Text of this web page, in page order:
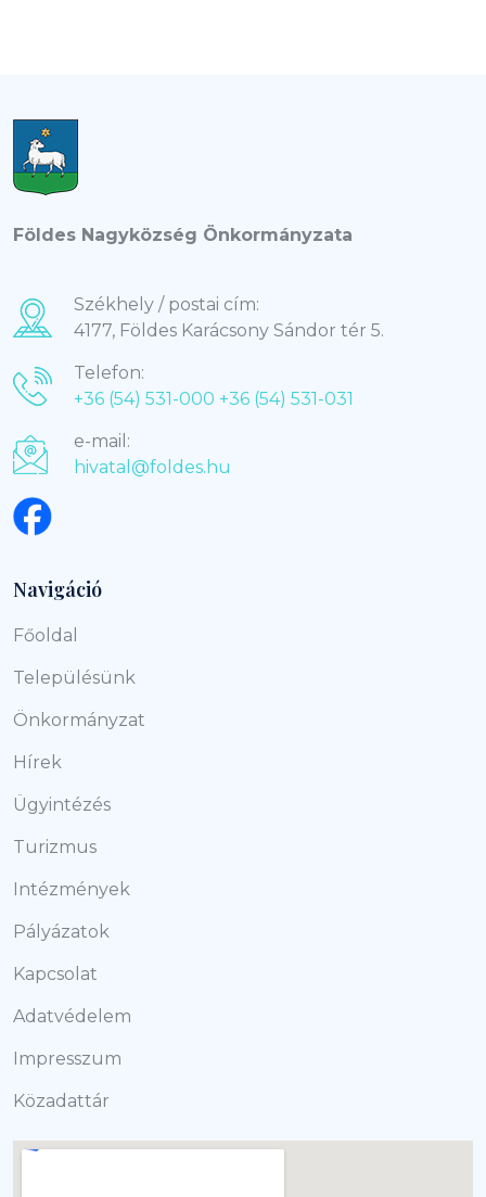
Földes Nagyközség Önkormányzata
Székhely / postai cím:
4177, Földes Karácsony Sándor tér 5.
Telefon:
+36 (54) 531-000 +36 (54) 531-031
e-mail:
hivatal@foldes.hu
Navigáció
Főoldal
Településünk
Önkormányzat
Hírek
Ügyintézés
Turizmus
Intézmények
Pályázatok
Kapcsolat
Adatvédelem
Impresszum
Közadattár